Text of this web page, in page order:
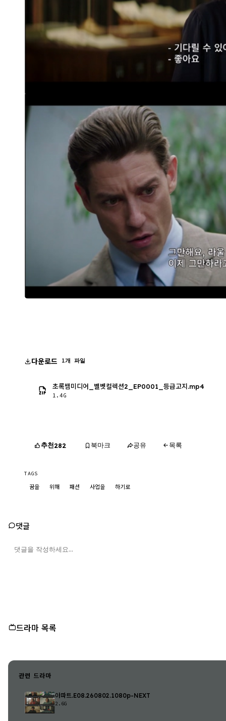
다운로드 1개 파일
초록뱀미디어_벨벳컬렉션2_EP0001_등급고지.mp4
1.4G
추천282 북마크 공유 목록
TAGS
꿈을 위해 패션 사업을 하기로
댓글
드라마 목록
관련 드라마
아파트.E08.260802.1080p-NEXT
2.6G